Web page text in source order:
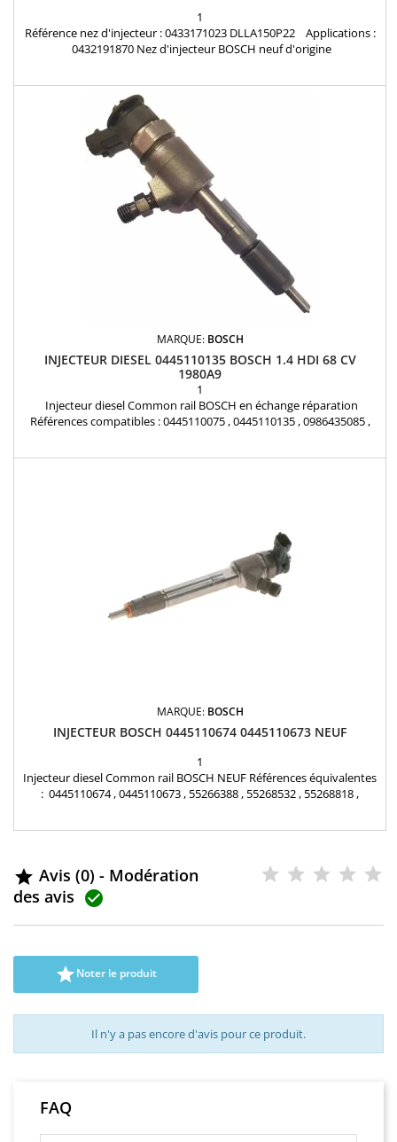
1
Référence nez d'injecteur : 0433171023 DLLA150P22 Applications :
0432191870 Nez d'injecteur BOSCH neuf d'origine
MARQUE: BOSCH
INJECTEUR DIESEL 0445110135 BOSCH 1.4 HDI 68 CV
1980A9
1
Injecteur diesel Common rail BOSCH en échange réparation
Références compatibles : 0445110075 , 0445110135 , 0986435085 ,
MARQUE: BOSCH
INJECTEUR BOSCH 0445110674 0445110673 NEUF
1
Injecteur diesel Common rail BOSCH NEUF Références équivalentes
: 0445110674 , 0445110673 , 55266388 , 55268532 , 55268818 ,
 Avis (0) - Modération
des avis 
Noter le produit
Il n'y a pas encore d'avis pour ce produit.
FAQ